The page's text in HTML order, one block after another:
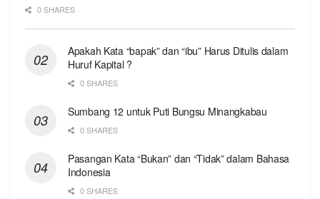
0 SHARES
Apakah Kata “bapak” dan “ibu” Harus Ditulis dalam
Huruf Kapital ?
0 SHARES
Sumbang 12 untuk Puti Bungsu Minangkabau
0 SHARES
Pasangan Kata “Bukan” dan “Tidak” dalam Bahasa
Indonesia
0 SHARES